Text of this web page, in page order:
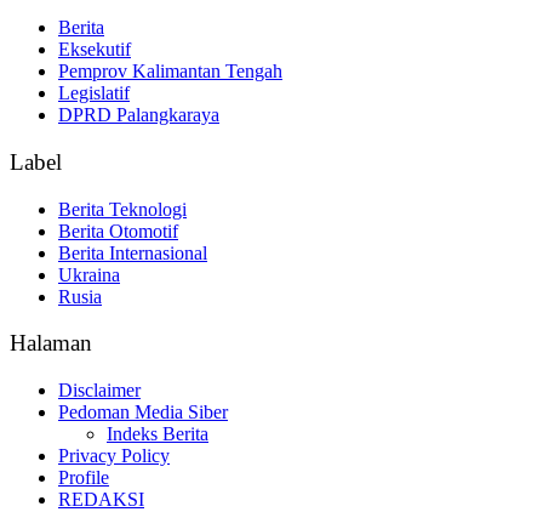
Berita
Eksekutif
Pemprov Kalimantan Tengah
Legislatif
DPRD Palangkaraya
Label
Berita Teknologi
Berita Otomotif
Berita Internasional
Ukraina
Rusia
Halaman
Disclaimer
Pedoman Media Siber
Indeks Berita
Privacy Policy
Profile
REDAKSI